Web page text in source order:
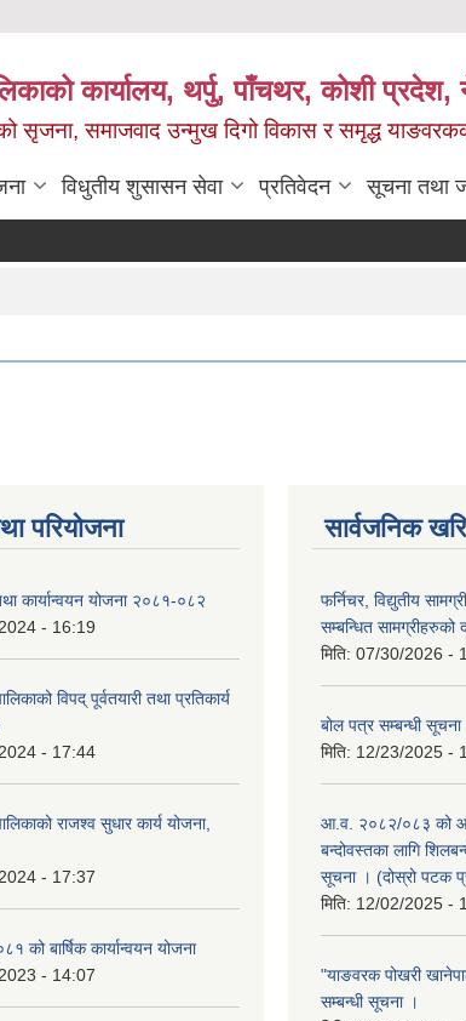
कार्यालय, थर्पु, पाँचथर, कोशी प्रदेश,
सृजना, समाजवाद उन्मुख दिगो विकास र समृद्ध
विधुतीय शुसासन सेवा प्रतिवेदन सूचना तथा
परियोजना
कार्यान्वयन योजना २०८१-०८२
- 16:19
विपद् पूर्वतयारी तथा प्रतिकार्य
- 17:44
राजश्व सुधार कार्य योजना,
- 17:37
को बार्षिक कार्यान्वयन योजना
- 14:07
सार्वजनिक
फर्निचर, विद्युतीय
सम्बन्धित सामग्रीहरुको
मिति: 07/30/2026 -
बोल पत्र सम्बन्धी सूचना
मिति: 12/23/2025 -
आ.व. २०८२/०८३ को
बन्दोवस्तका लागि
सूचना । (दोस्रो पटक
मिति: 12/02/2025 -
"याङवरक पोखरी
सम्बन्धी सूचना ।